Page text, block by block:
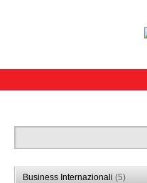
Business Internazionali (5)